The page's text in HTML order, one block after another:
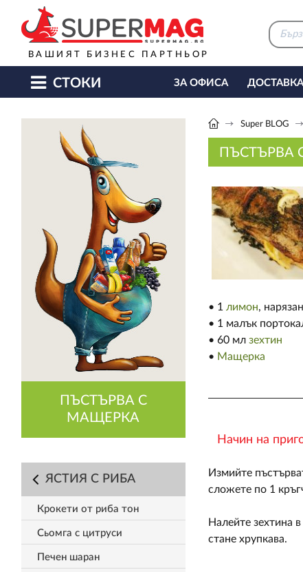
ВАШИЯТ БИЗНЕС ПАРТНЬОР
СТОКИ ЗА ОФИСА
ПЪСТЪРВА С
МАЩЕРКА
ЯСТИЯ С РИБА
Крокети от риба тон
Сьомга с цитруси
Печен шаран
Super BLOG
ПЪСТЪРВА
• 1 лимон,
• 1 малък
• 60 мл зехтин
• Мащерка
Начин на
Измийте
сложете по 1
Налейте зехтина
стане хрупкава.